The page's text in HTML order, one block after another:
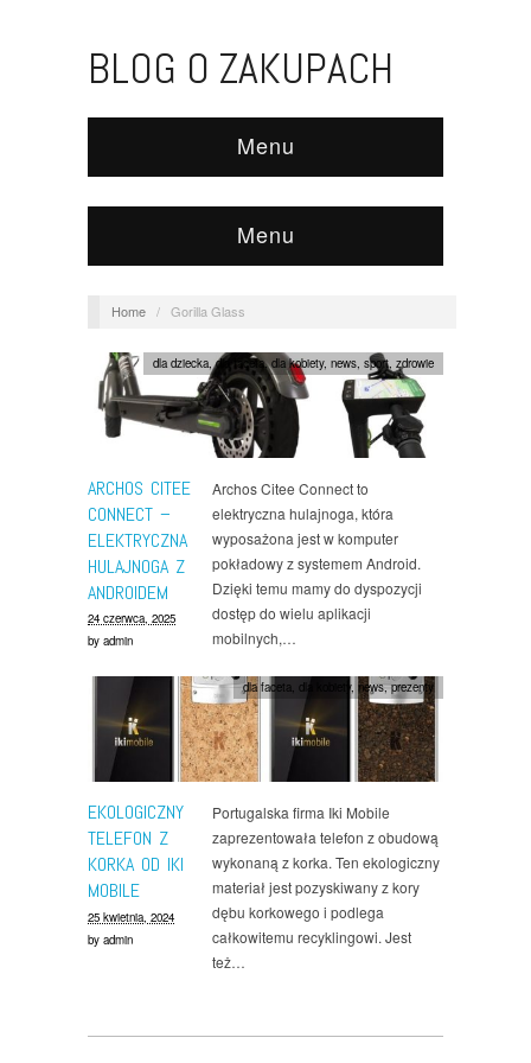
BLOG O ZAKUPACH
Menu
Menu
Home / Gorilla Glass
ARCHOS CITEE
CONNECT –
ELEKTRYCZNA
HULAJNOGA Z
ANDROIDEM
24 czerwca, 2025
by admin
dla dziecka ,dla faceta,dla kobiety,news ,sport ,zdrowie
Archos Citee Connect to
elektryczna hulajnoga, która
wyposażona jest w komputer
pokładowy z systemem Android.
Dzięki temu mamy do dyspozycji
dostęp do wielu aplikacji
mobilnych,…
EKOLOGICZNY
TELEFON Z
KORKA OD IKI
MOBILE
25 kwietnia, 2024
by admin
dla faceta,dla kobiety,news,prezenty
Portugalska firma Iki Mobile
zaprezentowała telefon z obudową
wykonaną z korka. Ten ekologiczny
materiał jest pozyskiwany z kory
dębu korkowego i podlega
całkowitemu recyklingowi. Jest
też…